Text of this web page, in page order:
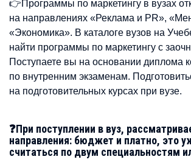
👉Программы по маркетингу в вузах
на направлениях «Реклама и PR»,
«Экономика». В каталоге вузов на
найти программы по маркетингу с
Поступаете вы на основании диплома
по внутренним экзаменам.
на подготовительных курсах при вузе.
❓При поступлении в вуз,
направления: бюджет и платно, это
считаться по двум специальностям